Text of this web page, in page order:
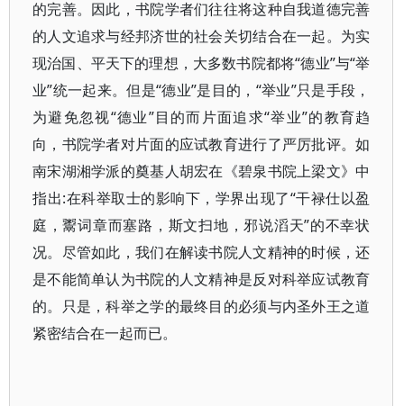
的完善。因此，书院学者们往往将这种自我道德完善
的人文追求与经邦济世的社会关切结合在一起。为实
现治国、平天下的理想，大多数书院都将“德业”与“举
业”统一起来。但是“德业”是目的，“举业”只是手段，
为避免忽视“德业”目的而片面追求“举业”的教育趋
向，书院学者对片面的应试教育进行了严厉批评。如
南宋湖湘学派的奠基人胡宏在《碧泉书院上梁文》中
指出:在科举取士的影响下，学界出现了“干禄仕以盈
庭，鬻词章而塞路，斯文扫地，邪说滔天”的不幸状
况。尽管如此，我们在解读书院人文精神的时候，还
是不能简单认为书院的人文精神是反对科举应试教育
的。只是，科举之学的最终目的必须与内圣外王之道
紧密结合在一起而已。